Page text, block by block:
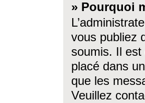
» Pourquoi
vous publiez
soumis. Il est
placé dans
que les
Veuillez